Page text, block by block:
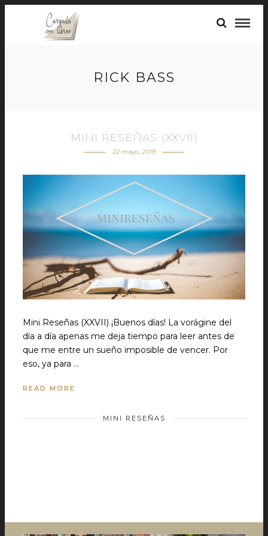
RICK BASS
MINI RESEÑAS (XXVII)
22 mayo, 2019
Mini Reseñas (XXVII) ¡Buenos días! La vorágine del
día a día apenas me deja tiempo para leer antes de
que me entre un sueño imposible de vencer. Por
eso, ya para …
READ MORE
MINI RESEÑAS